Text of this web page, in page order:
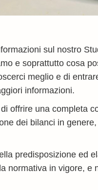
sul nostro
e soprattutto cosa
meglio e di
informazioni.
offrire una completa
dei bilanci in
predisposizione ed
normativa in vigore, e